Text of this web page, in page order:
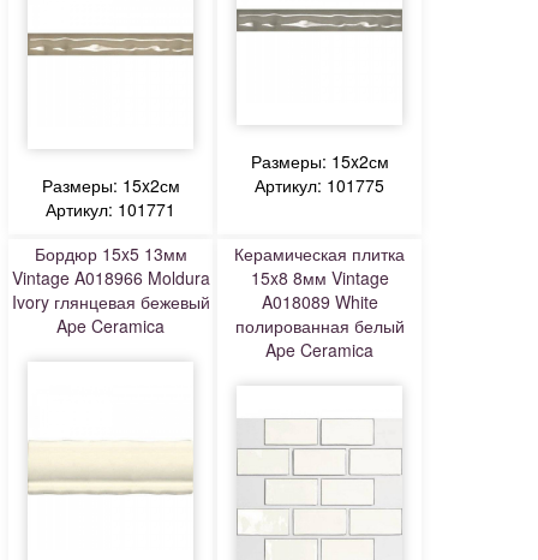
Размеры: 15x2см
Артикул: 101771
Размеры: 15x2см
Артикул: 101775
Бордюр 15x5 13мм
Vintage A018966 Moldura
Ivory глянцевая бежевый
Ape Ceramica
Керамическая плитка
15x8 8мм Vintage
A018089 White
полированная белый
Ape Ceramica